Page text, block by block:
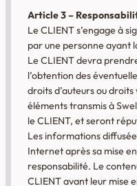
Article 3 –
Le CLIENT s’engage à
par une personne ayant
Le CLIENT devra
l’obtention des
droits d’auteurs ou droits
éléments transmis à
le CLIENT, et seront
Les informations
Internet après sa mise
responsabilité. Le
CLIENT avant leur mise